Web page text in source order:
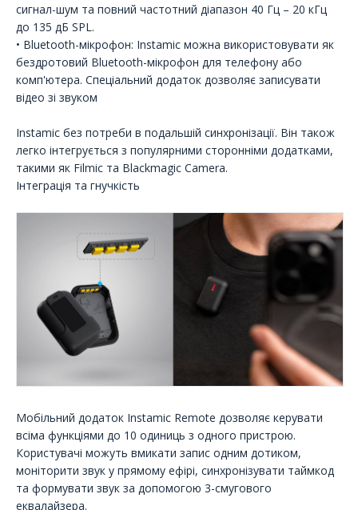
сигнал-шум та повний частотний діапазон 40 Гц – 20 кГц
до 135 дБ SPL.
• Bluetooth-мікрофон: Instamic можна використовувати як
бездротовий Bluetooth-мікрофон для телефону або
комп'ютера. Спеціальний додаток дозволяє записувати
відео зі звуком
Instamic без потреби в подальшій синхронізації. Він також
легко інтегрується з популярними сторонніми додатками,
такими як Filmic та Blackmagic Camera.
Інтеграція та гнучкість
Мобільний додаток Instamic Remote дозволяє керувати
всіма функціями до 10 одиниць з одного пристрою.
Користувачі можуть вмикати запис одним дотиком,
моніторити звук у прямому ефірі, синхронізувати таймкод
та формувати звук за допомогою 3-смугового
еквалайзера.